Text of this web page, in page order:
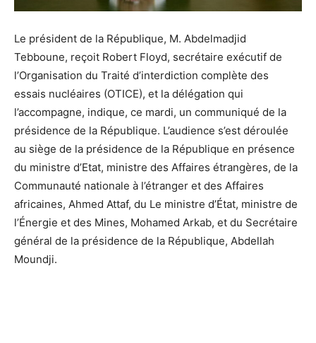
Le président de la République, M. Abdelmadjid
Tebboune, reçoit Robert Floyd, secrétaire exécutif de
l’Organisation du Traité d’interdiction complète des
essais nucléaires (OTICE), et la délégation qui
l’accompagne, indique, ce mardi, un communiqué de la
présidence de la République. L’audience s’est déroulée
au siège de la présidence de la République en présence
du ministre d’Etat, ministre des Affaires étrangères, de la
Communauté nationale à l’étranger et des Affaires
africaines, Ahmed Attaf, du Le ministre d’État, ministre de
l’Énergie et des Mines, Mohamed Arkab, et du Secrétaire
général de la présidence de la République, Abdellah
Moundji.